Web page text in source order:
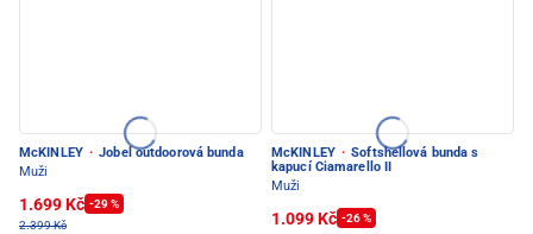
McKINLEY · Jobel outdoorová bunda
Muži
1.699 Kč -29 %
2.399 Kč
McKINLEY · Softshellová bunda s
kapucí Ciamarello II
Muži
1.099 Kč -26 %